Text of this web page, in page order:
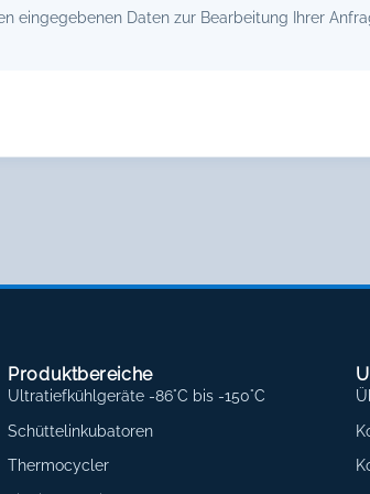
eingegebenen Daten zur Bearbeitung Ihrer
Produktbereiche
Ultratiefkühlgeräte -86°C bis -150°C
Schüttelinkubatoren
Thermocycler